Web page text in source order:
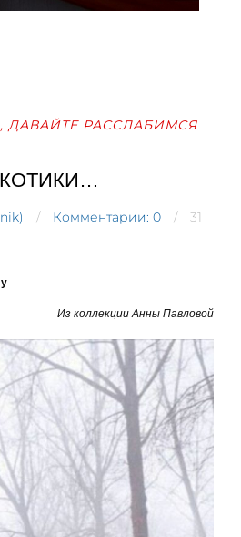
ДАВАЙТЕ РАССЛАБИМСЯ
Комментарии: 0
31
Из коллекции Анны Павловой